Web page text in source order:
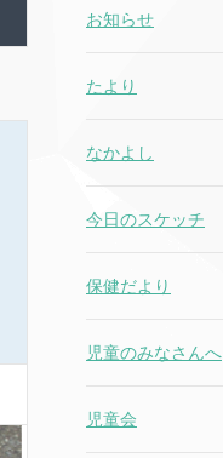
お知らせ
たより
なかよし
今日のスケッチ
保健だより
児童のみなさんへ
児童会